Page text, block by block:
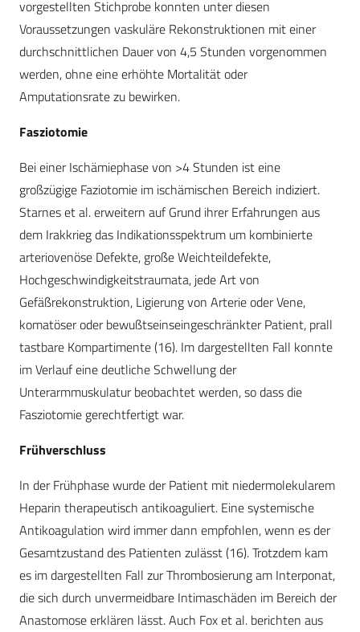
vorgestellten Stichprobe konnten unter diesen
Voraussetzungen vaskuläre Rekonstruktionen mit einer
durchschnittlichen Dauer von 4,5 Stunden vorgenommen
werden, ohne eine erhöhte Mortalität oder
Amputationsrate zu bewirken.
Fasziotomie
Bei einer Ischämiephase von >4 Stunden ist eine
großzügige Faziotomie im ischämischen Bereich indiziert.
Starnes et al. erweitern auf Grund ihrer Erfahrungen aus
dem Irakkrieg das Indikationsspektrum um kombinierte
arteriovenöse Defekte, große Weichteildefekte,
Hochgeschwindigkeitstraumata, jede Art von
Gefäßrekonstruktion, Ligierung von Arterie oder Vene,
komatöser oder bewußtseinseingeschränkter Patient, prall
tastbare Kompartimente (16). Im dargestellten Fall konnte
im Verlauf eine deutliche Schwellung der
Unterarmmuskulatur beobachtet werden, so dass die
Fasziotomie gerechtfertigt war.
Frühverschluss
In der Frühphase wurde der Patient mit niedermolekularem
Heparin therapeutisch antikoaguliert. Eine systemische
Antikoagulation wird immer dann empfohlen, wenn es der
Gesamtzustand des Patienten zulässt (16). Trotzdem kam
es im dargestellten Fall zur Thrombosierung am Interponat,
die sich durch unvermeidbare Intimaschäden im Bereich der
Anastomose erklären lässt. Auch Fox et al. berichten aus